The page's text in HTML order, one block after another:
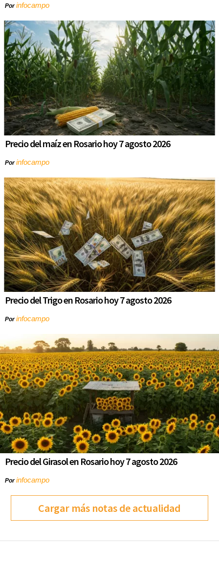
Porinfocampo
Precio del maíz en Rosario hoy 7 agosto 2026
Porinfocampo
Precio del Trigo en Rosario hoy 7 agosto 2026
Porinfocampo
Precio del Girasol en Rosario hoy 7 agosto 2026
Porinfocampo
Cargar más notas de actualidad